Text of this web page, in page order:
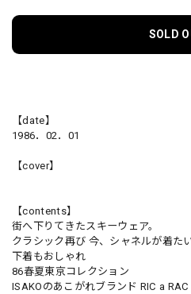
SOLD
【date】
1986．02．01
【cover】
【contents】
街へ下りてきたスキーウェア。
クラシック再び 今、シャネルが着た
下着もおしゃれ
86春夏東京コレクション
ISAKOのあこがれブランド RIC a